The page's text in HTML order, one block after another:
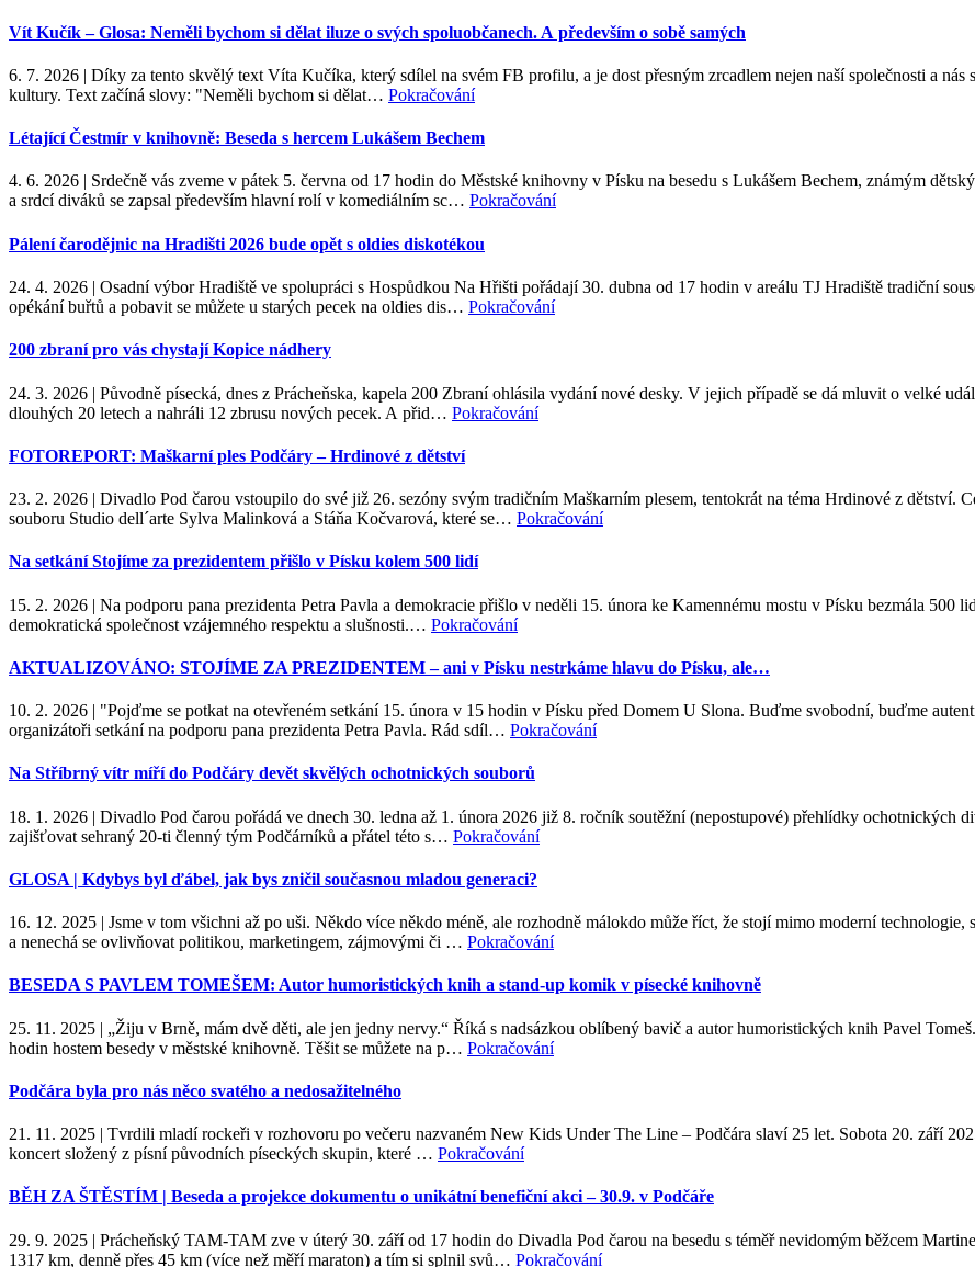
Vít Kučík – Glosa: Neměli bychom si dělat iluze o svých spoluobčanech. A především o sobě samých
6. 7. 2026 | Díky za tento skvělý text Víta Kučíka, který sdílel na svém FB profilu, a je dost přesným zrcadlem nejen naší společnosti a
kultury. Text začíná slovy: "Neměli bychom si dělat… Pokračování
Létající Čestmír v knihovně: Beseda s hercem Lukášem Bechem
4. 6. 2026 | Srdečně vás zveme v pátek 5. června od 17 hodin do Městské knihovny v Písku na besedu s Lukášem Bechem, známým
a srdcí diváků se zapsal především hlavní rolí v komediálním sc… Pokračování
Pálení čarodějnic na Hradišti 2026 bude opět s oldies diskotékou
24. 4. 2026 | Osadní výbor Hradiště ve spolupráci s Hospůdkou Na Hřišti pořádají 30. dubna od 17 hodin v areálu TJ Hradiště tradiční
opékání buřtů a pobavit se můžete u starých pecek na oldies dis… Pokračování
200 zbraní pro vás chystají Kopice nádhery
24. 3. 2026 | Původně písecká, dnes z Prácheňska, kapela 200 Zbraní ohlásila vydání nové desky. V jejich případě se dá mluvit o velké
dlouhých 20 letech a nahráli 12 zbrusu nových pecek. A přid… Pokračování
FOTOREPORT: Maškarní ples Podčáry – Hrdinové z dětství
23. 2. 2026 | Divadlo Pod čarou vstoupilo do své již 26. sezóny svým tradičním Maškarním plesem, tentokrát na téma Hrdinové z dětství.
souboru Studio dell´arte Sylva Malinková a Stáňa Kočvarová, které se… Pokračování
Na setkání Stojíme za prezidentem přišlo v Písku kolem 500 lidí
15. 2. 2026 | Na podporu pana prezidenta Petra Pavla a demokracie přišlo v neděli 15. února ke Kamennému mostu v Písku bezmála 500
demokratická společnost vzájemného respektu a slušnosti.… Pokračování
AKTUALIZOVÁNO: STOJÍME ZA PREZIDENTEM – ani v Písku nestrkáme hlavu do Písku, ale…
10. 2. 2026 | "Pojďme se potkat na otevřeném setkání 15. února v 15 hodin v Písku před Domem U Slona. Buďme svobodní, buďme
organizátoři setkání na podporu pana prezidenta Petra Pavla. Rád sdíl… Pokračování
Na Stříbrný vítr míří do Podčáry devět skvělých ochotnických souborů
18. 1. 2026 | Divadlo Pod čarou pořádá ve dnech 30. ledna až 1. února 2026 již 8. ročník soutěžní (nepostupové) přehlídky ochotnických
zajišťovat sehraný 20-ti členný tým Podčárníků a přátel této s… Pokračování
GLOSA | Kdybys byl ďábel, jak bys zničil současnou mladou generaci?
16. 12. 2025 | Jsme v tom všichni až po uši. Někdo více někdo méně, ale rozhodně málokdo může říct, že stojí mimo moderní
a nenechá se ovlivňovat politikou, marketingem, zájmovými či … Pokračování
BESEDA S PAVLEM TOMEŠEM: Autor humoristických knih a stand-up komik v písecké knihovně
25. 11. 2025 | „Žiju v Brně, mám dvě děti, ale jen jedny nervy.“ Říká s nadsázkou oblíbený bavič a autor humoristických knih Pavel
hodin hostem besedy v městské knihovně. Těšit se můžete na p… Pokračování
Podčára byla pro nás něco svatého a nedosažitelného
21. 11. 2025 | Tvrdili mladí rockeři v rozhovoru po večeru nazvaném New Kids Under The Line – Podčára slaví 25 let. Sobota 20. září
koncert složený z písní původních píseckých skupin, které … Pokračování
BĚH ZA ŠTĚSTÍM | Beseda a projekce dokumentu o unikátní benefiční akci – 30.9. v Podčáře
29. 9. 2025 | Prácheňský TAM-TAM zve v úterý 30. září od 17 hodin do Divadla Pod čarou na besedu s téměř nevidomým běžcem
1317 km, denně přes 45 km (více než měří maraton) a tím si splnil svů… Pokračování